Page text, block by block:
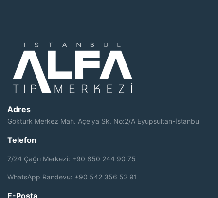
Adres
Göktürk Merkez Mah. Açelya Sk. No:2/A Eyüpsultan-İstanbul
Telefon
7/24 Çağrı Merkezi: +90 850 244 90 75
WhatsApp Randevu: +90 542 356 52 91
E-Posta